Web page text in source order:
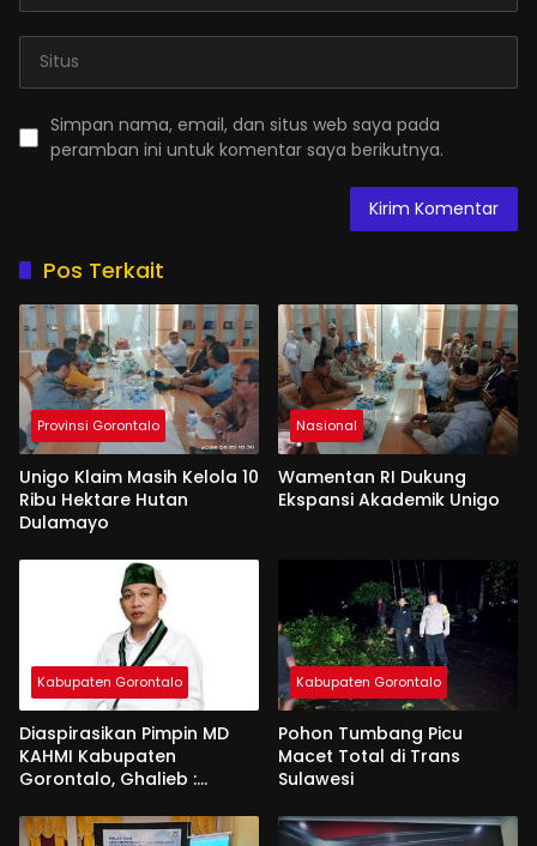
Simpan nama, email, dan situs web saya pada
peramban ini untuk komentar saya berikutnya.
Pos Terkait
Provinsi Gorontalo
Unigo Klaim Masih Kelola 10
Ribu Hektare Hutan
Dulamayo
Nasional
Wamentan RI Dukung
Ekspansi Akademik Unigo
Kabupaten Gorontalo
Diaspirasikan Pimpin MD
KAHMI Kabupaten
Gorontalo, Ghalieb :
Kabupaten Gorontalo
Pohon Tumbang Picu
Macet Total di Trans
Sulawesi